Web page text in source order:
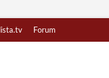
Forum